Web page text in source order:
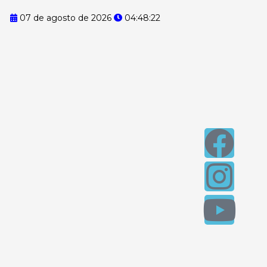
07 de agosto de 2026 04:48:23
F
a
c
e
I
n
s
t
Y
o
u
t